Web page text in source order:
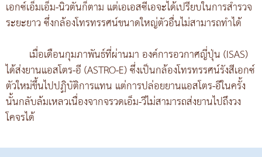
เอกซ์เอ็มเอ็ม-นิวตันก็ตาม แต่เอเอสซีเอจะได้เปรียบในการสำรวจ
ระยะยาว ซึ่งกล้องโทรทรรศน์ขนาดใหญ่ตัวอื่นไม่สามารถทำได้
เมื่อเดือนกุมภาพันธ์ที่ผ่านมา องค์การอวกาศญี่ปุ่น (ISAS)
ได้ส่งยานแอสโตร-อี (ASTRO-E) ซึ่งเป็นกล้องโทรทรรศน์รังสีเอกซ์
ตัวใหม่ขึ้นไปปฏิบัติการแทน แต่การปล่อยยานแอสโตร-อีในครั้ง
นั้นกลับล้มเหลวเนื่องจากจรวดเอ็ม-วีไม่สามารถส่งยานไปถึงวง
โคจรได้